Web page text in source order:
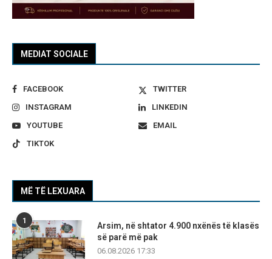
MEDIAT SOCIALE
FACEBOOK
TWITTER
INSTAGRAM
LINKEDIN
YOUTUBE
EMAIL
TIKTOK
MË TË LEXUARA
1
Arsim, në shtator 4.900 nxënës të klasës
së parë më pak
06.08.2026 17:33